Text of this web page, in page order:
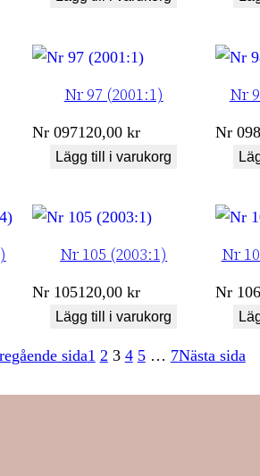
Nr 97 (2001:1)
Nr 097120,00kr
Lägg till i varukorg
Nr
Nr
Nr 105 (2003:1)
Nr 105120,00kr
Lägg till i varukorg
Nr
Nr
sida1 2 3 4 5 … 7Nästa sida